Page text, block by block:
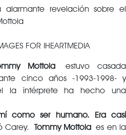
FOR IHEARTMEDIA
Mottola estuvo casada
cinco años -1993-1998- y
la intérprete ha hecho una
como ser humano. Era casi
Carey. Tommy Mottola es en la